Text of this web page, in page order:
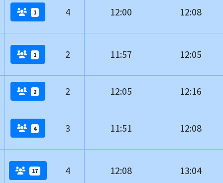
1 4 12:00 12:08
1 2 11:57 12:05
2 2 12:05 12:16
4 3 11:51 12:08
17 4 12:08 13:04